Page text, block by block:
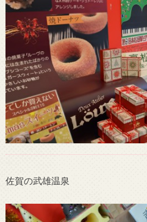
佐賀の武雄温泉